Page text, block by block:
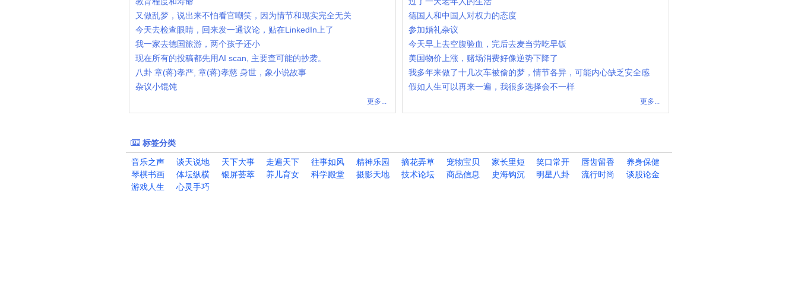
又做乱梦，说出来不怕看官嘲笑，因为情节和现实完全无关
今天去检查眼睛，回来发一通议论，贴在LinkedIn上了
我一家去德国旅游，两个孩子还小
现在所有的投稿都先用AI scan, 主要查可能的抄袭。
八卦 章(蒋)孝严, 章(蒋)孝慈 身世，象小说故事
杂议小馄饨
更多...
德国人和中国人对权力的态度
参加婚礼杂议
今天早上去空腹验血，完后去麦当劳吃早饭
美国物价上涨，赌场消费好像逆势下降了
我多年来做了十几次车被偷的梦，情节各异，可能内心缺乏安全感
假如人生可以再来一遍，我很多选择会不一样
更多...
标签分类
音乐之声
谈天说地 天下大事 走遍天下 往事如风 精神乐园 摘花弄草 宠物宝贝 家长里短 笑口常开 唇齿留香
养身保健
琴棋书画
体坛纵横 银屏荟萃 养儿育女 科学殿堂 摄影天地 技术论坛 商品信息 史海钩沉 明星八卦 流行时尚
谈股论金
游戏人生
心灵手巧